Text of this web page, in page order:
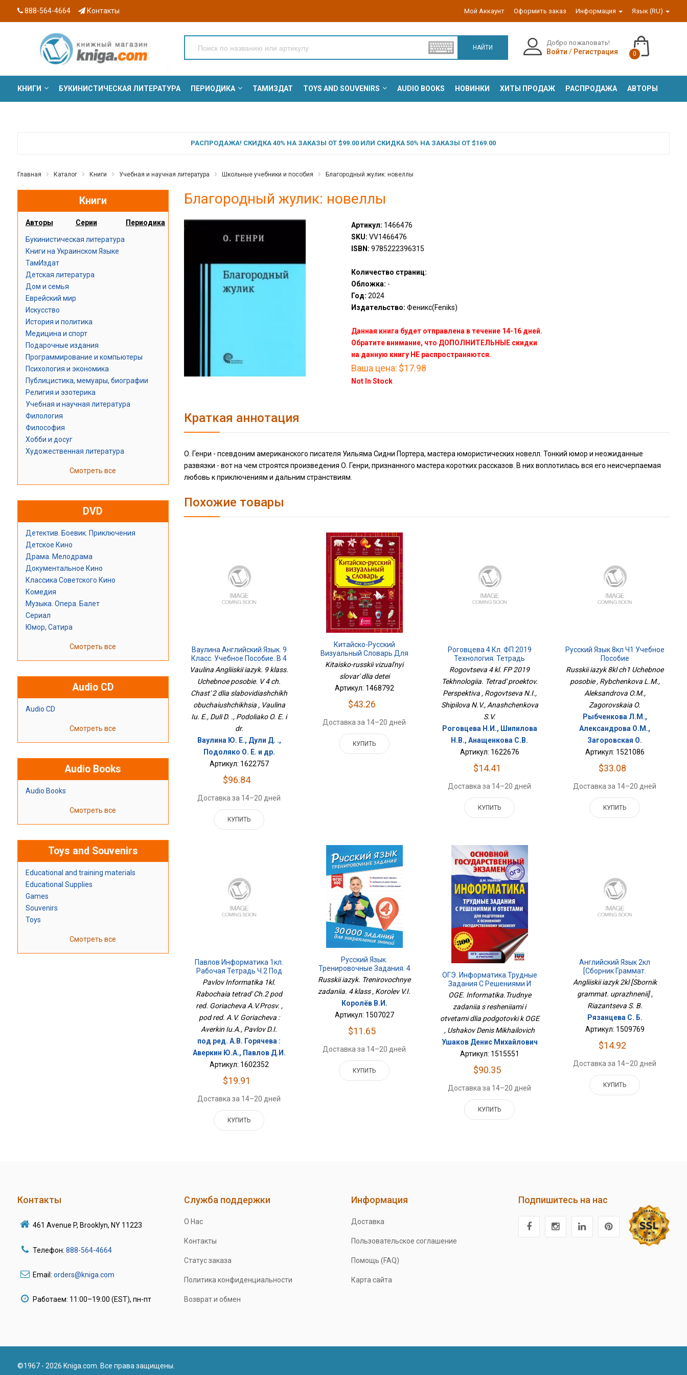
888-564-4664 Контакты Мой Аккаунт Оформить заказ Информация Язык (RU)
НАЙТИ
Добро пожаловать!
Войти / Регистрация 0
КНИГИ БУКИНИСТИЧЕСКАЯ ЛИТЕРАТУРА ПЕРИОДИКА ТАМИЗДАТ TOYS AND SOUVENIRS AUDIO BOOKS НОВИНКИ ХИТЫ ПРОДАЖ РАСПРОДАЖА АВТОРЫ
РАСПРОДАЖА! СКИДКА 40% НА ЗАКАЗЫ ОТ $99.00 ИЛИ СКИДКА 50% НА ЗАКАЗЫ ОТ $169.00
Главная Каталог Книги Учебная и научная литература Школьные учебники и пособия Благородный жулик: новеллы
Книги
Авторы Серии Периодика
Букинистическая литература
Книги на Украинском Языке
ТамИздат
Детская литература
Дом и семья
Еврейский мир
Искусство
История и политика
Медицина и спорт
Подарочные издания
Программирование и компьютеры
Психология и экономика
Публицистика, мемуары, биографии
Религия и эзотерика
Учебная и научная литература
Филология
Философия
Хобби и досуг
Художественная литература
Смотреть все
DVD
Детектив. Боевик. Приключения
Детское Кино
Драма. Мелодрама
Документальное Кино
Классика Советского Кино
Комедия
Музыка. Опера. Балет
Сериал
Юмор, Сатира
Смотреть все
Audio CD
Audio CD
Смотреть все
Audio Books
Audio Books
Смотреть все
Toys and Souvenirs
Educational and training materials
Educational Supplies
Games
Souvenirs
Toys
Смотреть все
Благородный жулик: новеллы
Артикул: 1466476
SKU: VV1466476
ISBN: 9785222396315
Количество страниц:
Обложка: -
Год: 2024
Издательство: Феникс(Feniks)
Данная книга будет отправлена в течение 14-16 дней.
Обратите внимание, что ДОПОЛНИТЕЛЬНЫЕ скидки
на данную книгу НЕ распространяются.
Ваша цена: $17.98
Not In Stock
Краткая аннотация
О. Генри - псевдоним американского писателя Уильяма Сидни Портера, мастера юмористических новелл. Тонкий юмор и неожиданные
развязки - вот на чем строятся произведения О. Генри, признанного мастера коротких рассказов. В них воплотилась вся его неисчерпаемая
любовь к приключениям и дальним странствиям.
Похожие товары
Ваулина Английский Язык. 9
Класс. Учебное Пособие. В 4
Ч. Часть 2 Для
Слабовидящих
Обучающихся
Vaulina Angliiskii iazyk. 9 klass.
Uchebnoe posobie. V 4 ch.
Chast' 2 dlia slabovidiashchikh
obuchaiushchikhsia , Vaulina
Iu. E., Duli D. ., Podoliako O. E. i
dr.
Ваулина Ю. Е., Дули Д. .,
Подоляко О. Е. и др.
Артикул: 1622757
$96.84
Доставка за 14–20 дней
КУПИТЬ
Китайско-Русский
Визуальный Словарь Для
Детей
Kitaisko-russkii vizual'nyi
slovar' dlia detei
Артикул: 1468792
$43.26
Доставка за 14–20 дней
КУПИТЬ
Роговцева 4 Кл. ФП 2019
Технология. Тетрадь
Проектов. Перспектива
Rogovtseva 4 kl. FP 2019
Tekhnologiia. Tetrad' proektov.
Perspektiva , Rogovtseva N.I.,
Shipilova N.V., Anashchenkova
S.V.
Роговцева Н.И., Шипилова
Н.В., Анащенкова С.В.
Артикул: 1622676
$14.41
Доставка за 14–20 дней
КУПИТЬ
Русский Язык 8кл Ч1 Учебное
Пособие
Russkii iazyk 8kl ch1 Uchebnoe
posobie , Rybchenkova L.M.,
Aleksandrova O.M.,
Zagorovskaia O.
Рыбченкова Л.М.,
Александрова О.М.,
Загоровская О.
Артикул: 1521086
$33.08
Доставка за 14–20 дней
КУПИТЬ
Павлов Информатика 1кл.
Рабочая Тетрадь Ч.2 Под
Ред. Горячева А.В.Просв.
Pavlov Informatika 1kl.
Rabochaia tetrad' Ch.2 pod
red. Goriacheva A.V.Prosv. ,
pod red. A.V. Goriacheva :
Averkin Iu.A., Pavlov D.I.
под ред. А.В. Горячева :
Аверкин Ю.А., Павлов Д.И.
Артикул: 1602352
$19.91
Доставка за 14–20 дней
КУПИТЬ
Русский Язык.
Тренировочные Задания. 4
Класс
Russkii iazyk. Trenirovochnye
zadaniia. 4 klass , Korolev V.I.
Королёв В.И.
Артикул: 1507027
$11.65
Доставка за 14–20 дней
КУПИТЬ
ОГЭ. Информатика.Трудные
Задания С Решениями И
Ответами Для Подготовки К
OGE. Informatika.Trudnye
zadaniia s resheniiami i
otvetami dlia podgotovki k OGE
, Ushakov Denis Mikhailovich
Ушаков Денис Михайлович
Артикул: 1515551
$90.35
Доставка за 14–20 дней
КУПИТЬ
Английский Язык 2кл
[Сборник Граммат.
Упражнений]
Angliiskii iazyk 2kl [Sbornik
grammat. uprazhnenii] ,
Riazantseva S. B.
Рязанцева С. Б.
Артикул: 1509769
$14.92
Доставка за 14–20 дней
КУПИТЬ
Контакты
461 Avenue P, Brooklyn, NY 11223
Телефон: 888-564-4664
Email: orders@kniga.com
Работаем: 11:00–19:00 (EST), пн-пт
Служба поддержки
О Нас
Контакты
Статус заказа
Политика конфиденциальности
Возврат и обмен
Информация
Доставка
Пользовательское соглашение
Помощь (FAQ)
Карта сайта
Подпишитесь на нас
©1967 - 2026 Kniga.com. Все права защищены.